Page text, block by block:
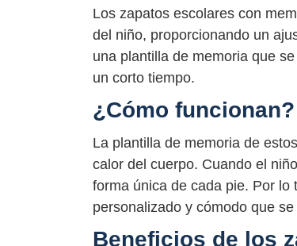
Los zapatos escolares con
del niño, proporcionando un
una plantilla de memoria que
un corto tiempo.
¿Cómo funcionan?
La plantilla de memoria de
calor del cuerpo. Cuando el
forma única de cada pie. Por
personalizado y cómodo que
Beneficios de los